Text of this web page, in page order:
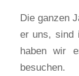
Die ganzen
er uns, sind
haben wir
besuchen.